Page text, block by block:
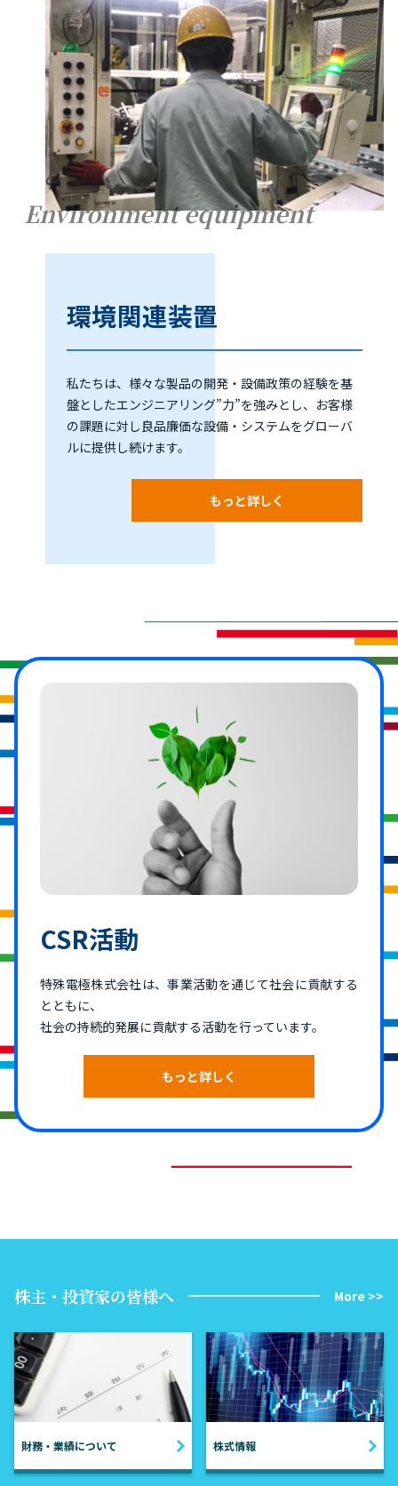
Environment equipment
環境関連装置
私たちは、様々な製品の開発・設備政策の経験を基
盤としたエンジニアリング”力”を強みとし、お客様
の課題に対し良品廉価な設備・システムをグローバ
ルに提供し続けます。
もっと詳しく
CSR活動
特殊電極株式会社は、事業活動を通じて社会に貢献する
とともに、
社会の持続的発展に貢献する活動を行っています。
もっと詳しく
株主・投資家の皆様へ More >>
財務・業績について 株式情報